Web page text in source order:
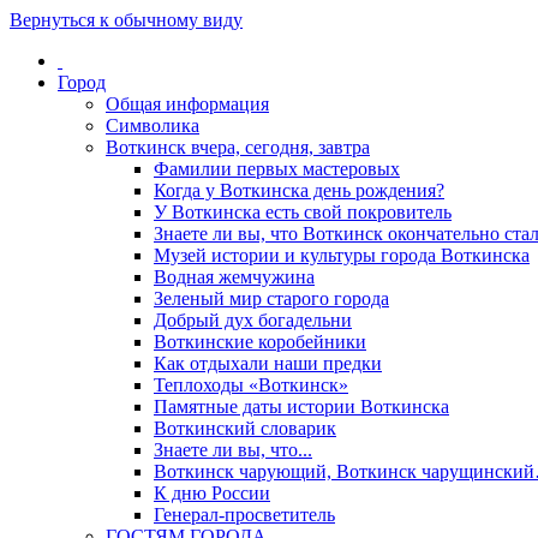
Вернуться к обычному виду
Город
Общая информация
Символика
Воткинск вчера, сегодня, завтра
Фамилии первых мастеровых
Когда у Воткинска день рождения?
У Воткинска есть свой покровитель
Знаете ли вы, что Воткинск окончательно
Музей истории и культуры города Воткинска
Водная жемчужина
Зеленый мир старого города
Добрый дух богадельни
Воткинские коробейники
Как отдыхали наши предки
Теплоходы «Воткинск»
Памятные даты истории Воткинска
Воткинский словарик
Знаете ли вы, что...
Воткинск чарующий, Воткинск
К дню России
Генерал-просветитель